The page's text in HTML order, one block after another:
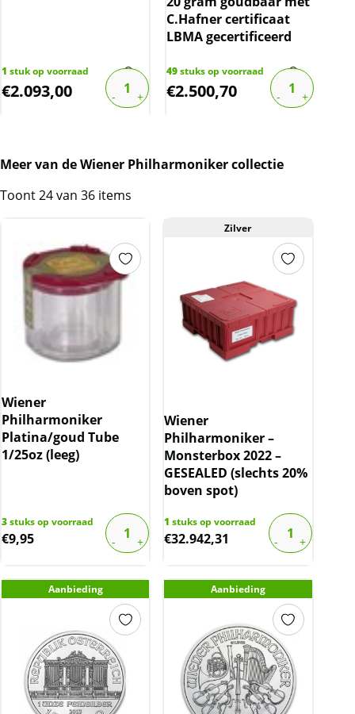
1 stuk op voorraad
€2.093,00
C.Hafner certificaat
LBMA gecertificeerd
49stuks op voorraad
€2.500,70
Meer van de Wiener Philharmoniker collectie
Toont 24 van 36 items
Wiener
Philharmoniker
Platina/goud Tube
1/25oz (leeg)
3stuks op voorraad
€9,95
Zilver
Wiener
Philharmoniker –
Monsterbox 2022 –
GESEALED (slechts 20%
boven spot)
1 stuks op voorraad
€32.942,31
Aanbieding Aanbieding